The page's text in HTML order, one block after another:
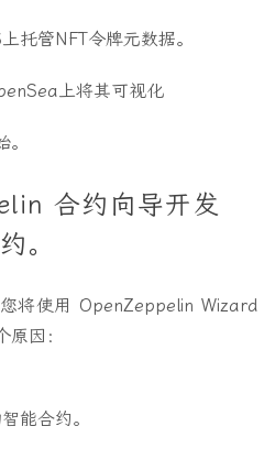
托管NFT令牌元数据。
上将其可视化
合约向导开发
。
将使用 OpenZeppelin Wizard
原因：
能合约。